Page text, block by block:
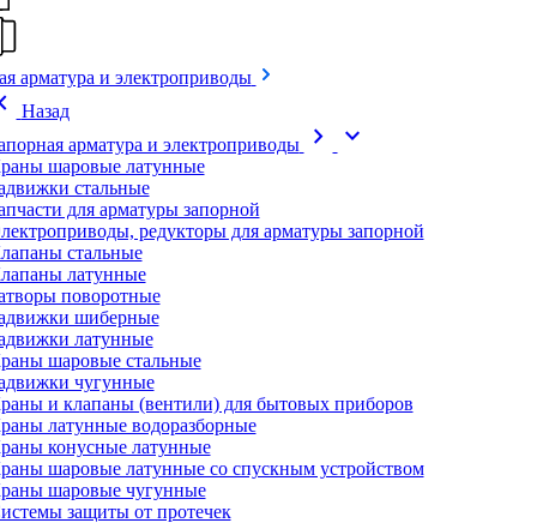
арматура и электроприводы
Назад
арматура и электроприводы
chevron_right expand_more
шаровые латунные
стальные
для арматуры запорной
редукторы для арматуры запорной
стальные
латунные
поворотные
шиберные
латунные
шаровые стальные
чугунные
и клапаны (вентили) для бытовых приборов
латунные водоразборные
конусные латунные
шаровые латунные со спускным устройством
шаровые чугунные
защиты от протечек